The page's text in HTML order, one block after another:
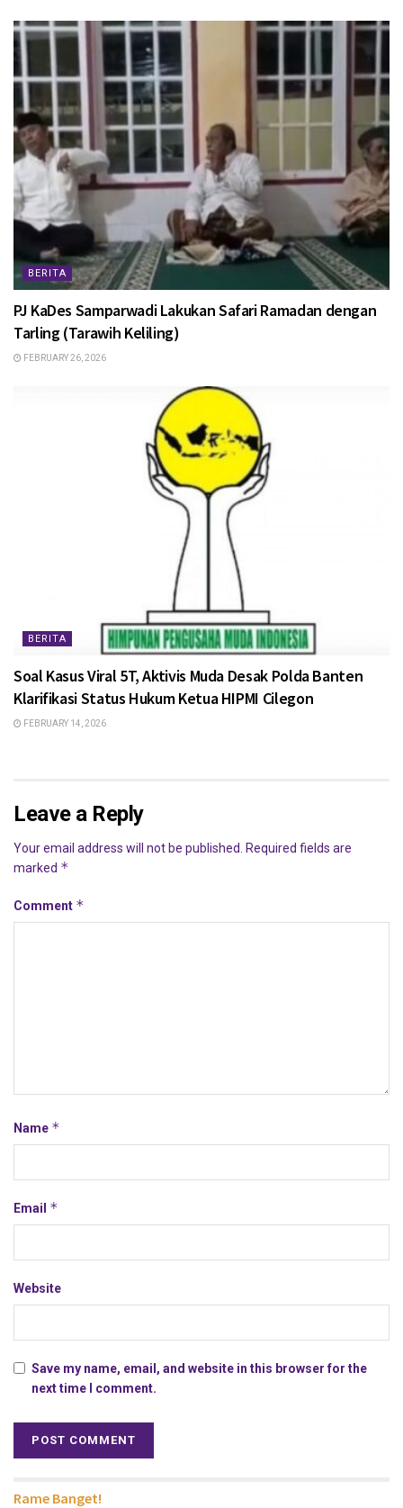
BERITA
PJ KaDes Samparwadi Lakukan Safari Ramadan dengan
Tarling (Tarawih Keliling)
FEBRUARY 26, 2026
BERITA
Soal Kasus Viral 5T, Aktivis Muda Desak Polda Banten
Klarifikasi Status Hukum Ketua HIPMI Cilegon
FEBRUARY 14, 2026
Leave a Reply
Your email address will not be published. Required fields are
marked *
Comment *
Name *
Email *
Website
Save my name, email, and website in this browser for the
next time I comment.
Rame Banget!